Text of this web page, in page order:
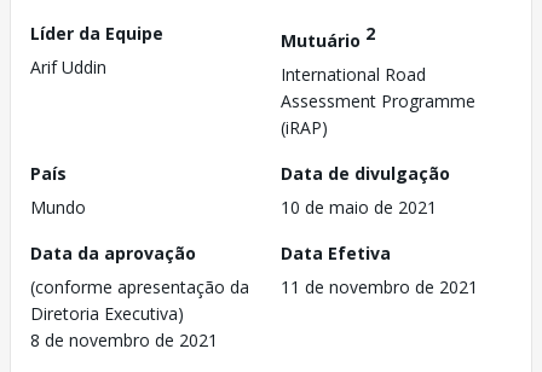
Líder da Equipe
Arif Uddin
Mutuário 2
International Road
Assessment Programme
(iRAP)
País
Mundo
Data de divulgação
10 de maio de 2021
Data da aprovação
(conforme apresentação da
Diretoria Executiva)
8 de novembro de 2021
Data Efetiva
11 de novembro de 2021